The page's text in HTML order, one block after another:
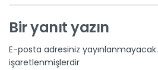
Bir yanıt yazın
E-posta adresiniz yayınlanmayacak.
işaretlenmişlerdir